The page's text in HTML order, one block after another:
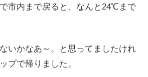
市内まで戻ると、なんと24℃まで
いかなあ～。と思ってましたけれ
プで帰りました。